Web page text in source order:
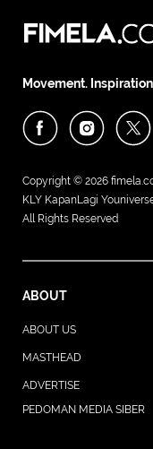
Movement.
Copyright © 2026
KLY KapanLagi
All Rights Reserved
ABOUT
ABOUT US
MASTHEAD
ADVERTISE
PEDOMAN MEDIA SIBER